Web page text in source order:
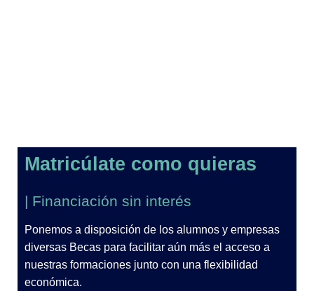
Matricúlate como quieras
| Financiación sin interés
Ponemos a disposición de los alumnos y empresas
diversas Becas para facilitar aún más el acceso a
nuestras formaciones junto con una flexibilidad
económica.